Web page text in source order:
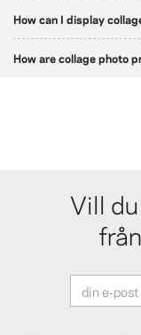
How can I display
How are collage photo
Vill